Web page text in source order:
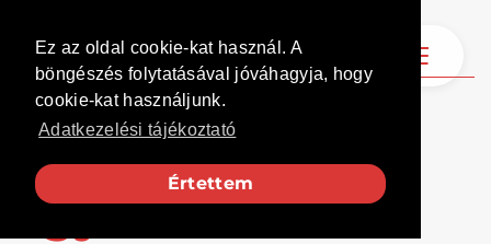
Ez az oldal cookie-kat használ. A
böngészés folytatásával jóváhagyja, hogy
cookie-kat használjunk.
Adatkezelési tájékoztató
Értettem
Üzlet
Kezdőlap
Egyéb